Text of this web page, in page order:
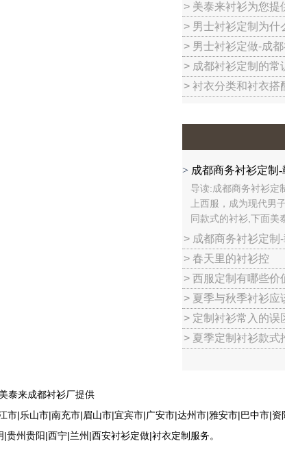
> 美泰来衬衫为您提
> 男士衬衫定制为什
> 男士衬衫定做-成
> 成都衬衫定制的常
> 衬衣分类和衬衣搭
> 成都商务衬衫定制
导读:成都商务衬衫定
上西服，成为现代男
同款式的衬衫,下面美
> 成都商务衬衫定制
> 春天里的衬衫控
> 西服定制有哪些价
> 夏季与秋季衬衫应
> 定制衬衫常入的误
> 夏季定制衬衫款式
美泰来成都衬衫厂提供
市|乐山市|南充市|眉山市|宜宾市|广安市|达州市|雅安市|巴中市|资
贵州贵阳|西宁|兰州|西安衬衫定做|衬衣定制服务。